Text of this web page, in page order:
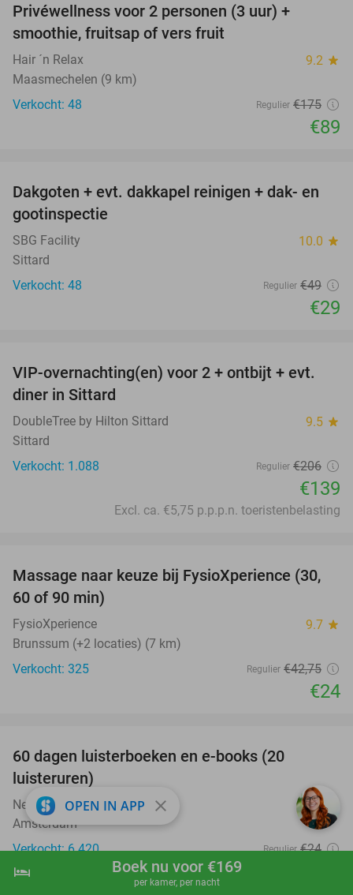
shopping_cart Boek nu
hotel Boek nu voor €169
per kamer, per nacht
Privéwellness voor 2 personen (3 uur) +
smoothie, fruitsap of vers fruit
Hair ´n Relax 9.2 star
Maasmechelen (9 km)
Verkocht: 48
Regulier €175
€89
41%
Dakgoten + evt. dakkapel reinigen + dak- en
gootinspectie
SBG Facility 10.0 star
Sittard
Verkocht: 48
Regulier €49
€29
33%
VIP-overnachting(en) voor 2 + ontbijt + evt.
diner in Sittard
DoubleTree by Hilton Sittard 9.5 star
Sittard
Verkocht: 1.088
Regulier €206
€139
Excl. ca. €5,75 p.p.p.n. toeristenbelasting
44%
Massage naar keuze bij FysioXperience (30,
60 of 90 min)
FysioXperience 9.7 star
Brunssum (+2 locaties) (7 km)
Verkocht: 325
Regulier €42,75
€24
60 dagen luisterboeken en e-books (20
luisteruren)
Nextory
Amsterdam
Verkocht: 6.420
Regulier €24
OPEN IN APP close